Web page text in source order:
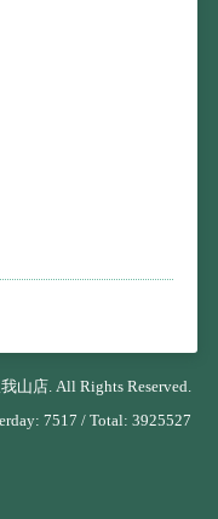
山店. All Rights Reserved.
7517 / Total: 3925527